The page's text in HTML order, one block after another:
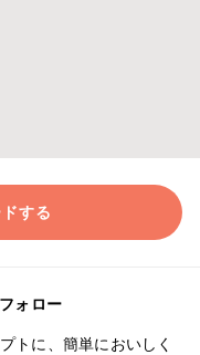
する
ォロー
トに、簡単においしく